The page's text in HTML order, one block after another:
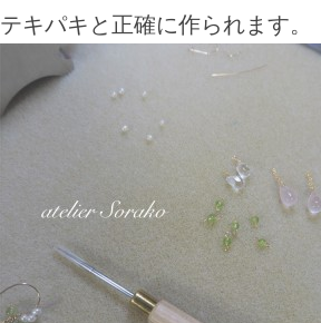
テキパキと正確に作られます。